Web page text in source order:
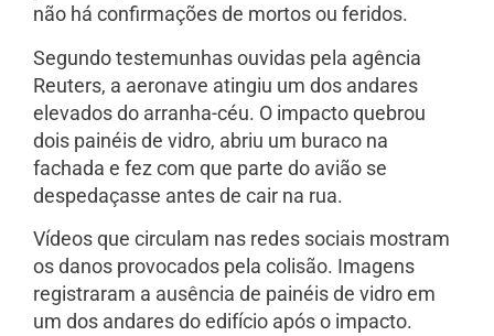
não há confirmações de mortos ou feridos.
Segundo testemunhas ouvidas pela agência
Reuters, a aeronave atingiu um dos andares
elevados do arranha-céu. O impacto quebrou
dois painéis de vidro, abriu um buraco na
fachada e fez com que parte do avião se
despedaçasse antes de cair na rua.
Vídeos que circulam nas redes sociais mostram
os danos provocados pela colisão. Imagens
registraram a ausência de painéis de vidro em
um dos andares do edifício após o impacto.